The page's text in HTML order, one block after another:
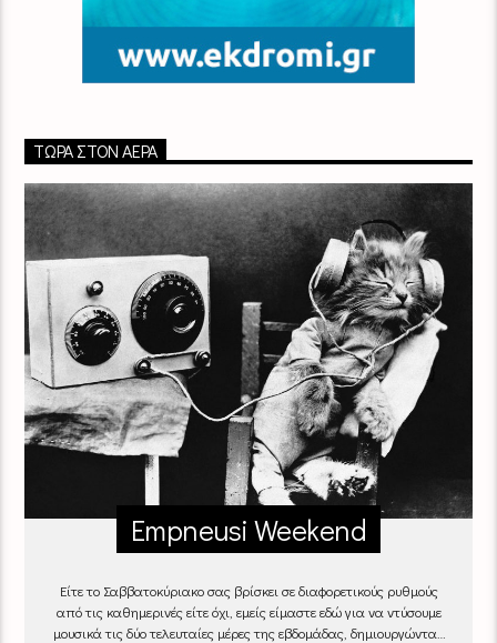
ΤΏΡΑ ΣΤΟΝ ΑΈΡΑ
Empneusi Weekend
Είτε το Σαββατοκύριακο σας βρίσκει σε διαφορετικούς ρυθμούς
από τις καθημερινές είτε όχι, εμείς είμαστε εδώ για να ντύσουμε
μουσικά τις δύο τελευταίες μέρες της εβδομάδας, δημιουργώντας